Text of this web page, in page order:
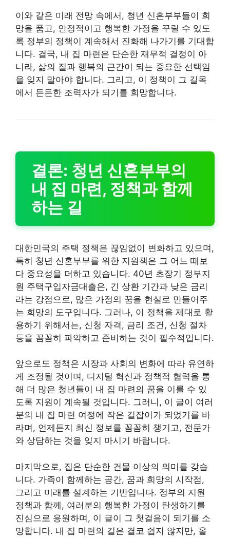
이와 같은 미래 전망 속에서, 청년 신혼부부들이 희
망을 품고, 안정적이고 행복한 가정을 꾸릴 수 있도
록 정부의 정책이 계속해서 진화해 나가기를 기대합
니다. 결국, 내 집 마련은 단순한 재무적 결정이 아
니라, 삶의 질과 행복의 근간이 되는 중요한 선택임
을 잊지 말아야 합니다. 그리고, 이 정책이 그 길목
에서 든든한 조력자가 되기를 희망합니다.
결론: 청년 신혼부부의
내 집 마련, 정책과 함께
하는 길
대한민국의 주택 정책은 끊임없이 변화하고 있으며,
특히 청년 신혼부부를 위한 지원책은 그 어느 때보
다 중요성을 더하고 있습니다. 40년 초장기 정부지
원 주택구입자금대출은, 긴 상환 기간과 낮은 금리
라는 강점으로, 많은 가정의 꿈을 현실로 만들어주
는 희망의 도구입니다. 그러나, 이 정책을 제대로 활
용하기 위해서는, 신청 자격, 금리 조건, 신청 절차
등을 꼼꼼히 파악하고 준비하는 것이 필수적입니다.
앞으로도 정책은 시장과 사회의 변화에 따라 유연하
게 조정될 것이며, 디지털 혁신과 정책적 협력을 통
해 더 많은 청년들이 내 집 마련의 꿈을 이룰 수 있
도록 지원이 계속될 것입니다. 그러니, 이 글이 여러
분의 내 집 마련 여정에 작은 길잡이가 되었기를 바
라며, 언제든지 최신 정보를 꼼꼼히 챙기고, 전문가
와 상담하는 것을 잊지 마시기 바랍니다.
마지막으로, 집은 단순한 건물 이상의 의미를 갖습
니다. 가족이 함께하는 공간, 꿈과 희망의 시작점,
그리고 미래를 설계하는 기반입니다. 정부의 지원
정책과 함께, 여러분의 행복한 가정이 탄생하기를
진심으로 응원하며, 이 글이 그 첫걸음이 되기를 소
망합니다. 내 집 마련의 길은 결코 쉽지 않지만, 올